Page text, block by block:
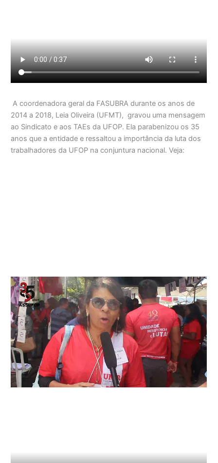
A coordenadora geral da FASUBRA durante os anos de
2014 a 2018, Leia Oliveira (UFMT), gravou uma mensagem
ao Sindicato e aos TAEs da UFOP. Ela parabenizou os 35
anos que a entidade e ressaltou a importância da luta dos
trabalhadores da UFOP na conjuntura nacional. Veja: